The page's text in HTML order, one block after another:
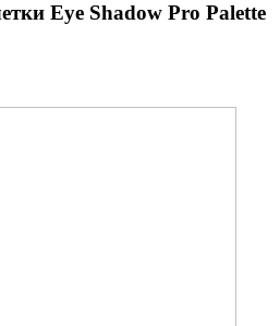
Eye Shadow Pro Palette